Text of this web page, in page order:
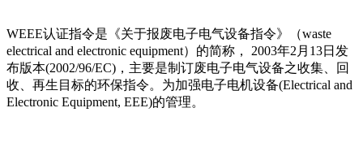
WEEE认证指令是《关于报废电子电气设备指令》（waste
electrical and electronic equipment）的简称， 2003年2月13日发
布版本(2002/96/EC)，主要是制订废电子电气设备之收集、回
收、再生目标的环保指令。为加强电子电机设备(Electrical and
Electronic Equipment, EEE)的管理。